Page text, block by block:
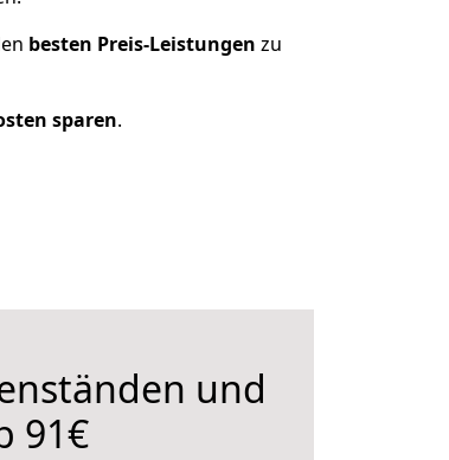
besten Preis-Leistungen zu
sparen.
und
91€